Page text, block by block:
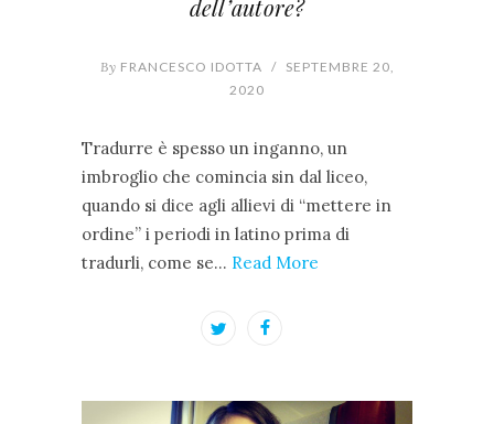
dell’autore?
By FRANCESCO IDOTTA / SEPTEMBRE 20,
2020
Tradurre è spesso un inganno, un
imbroglio che comincia sin dal liceo,
quando si dice agli allievi di “mettere in
ordine” i periodi in latino prima di
tradurli, come se… Read More